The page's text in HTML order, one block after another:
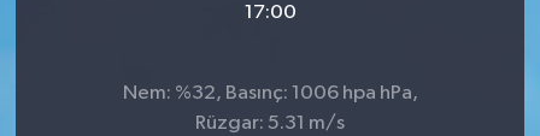
17:00
Nem: %32, Basınç: 1006 hpa hPa,
Rüzgar: 5.31 m/s
Etiketler
Yaşam